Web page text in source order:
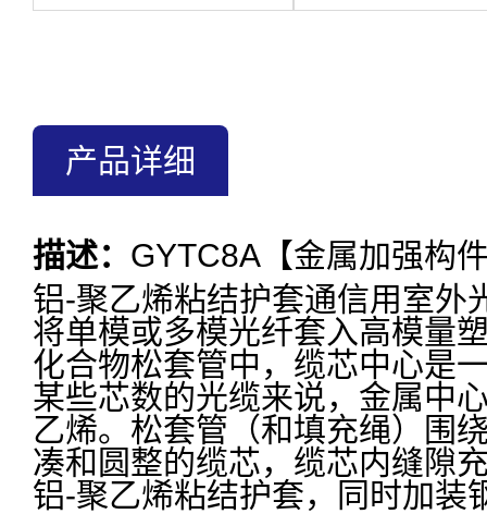
产品详细
描述： GYTC8A【金属加强构
铝-聚乙烯粘结护套通信用室外
将单模或多模光纤套入高模量
化合物松套管中，缆芯中心是
某些芯数的光缆来说，金属中
乙烯。松套管（和填充绳）围
凑和圆整的缆芯，缆芯内缝隙
铝-聚乙烯粘结护套，同时加装